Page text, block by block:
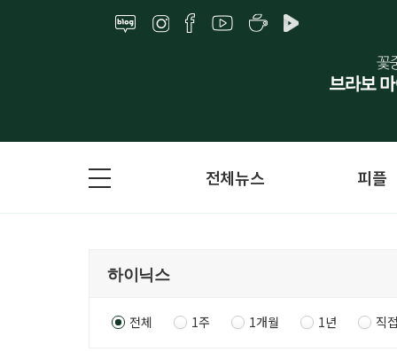
전체뉴스 피플
전체 1주 1개월 1년 직